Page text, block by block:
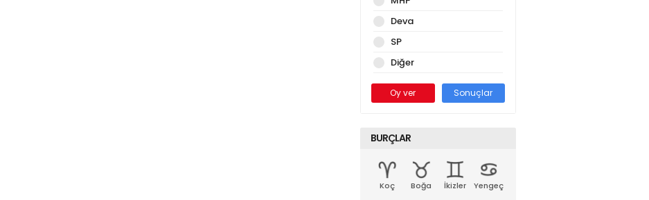
Deva
SP
Diğer
Oy ver Sonuçlar
BURÇLAR
Koç Boğa İkizler Yengeç